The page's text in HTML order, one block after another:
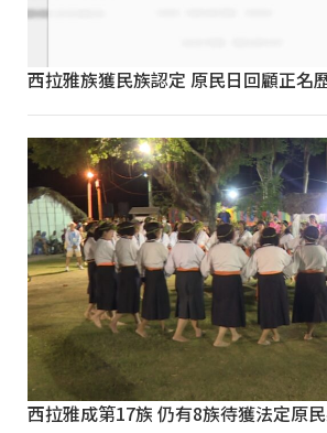
西拉雅族獲民族認定 原民日回顧正名
西拉雅成第17族 仍有8族待獲法定原